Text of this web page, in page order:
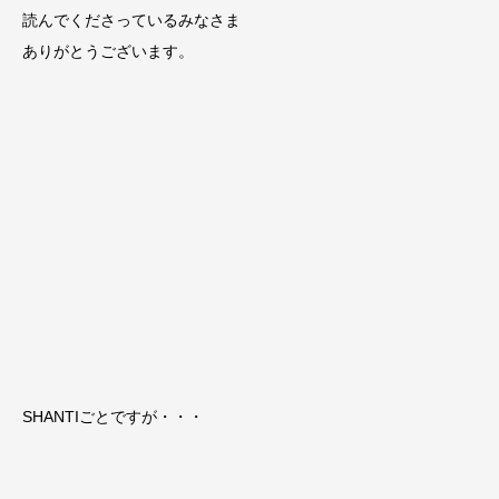
読んでくださっているみなさま
ありがとうございます。
SHANTIごとですが・・・